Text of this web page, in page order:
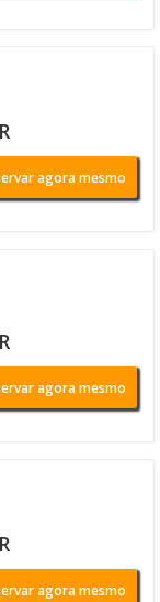
agora mesmo
agora mesmo
agora mesmo